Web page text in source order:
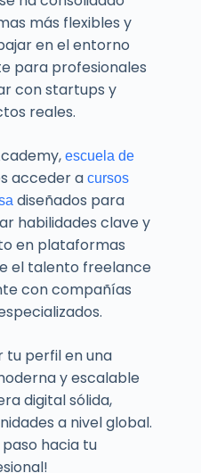
más flexibles y
en el entorno
para profesionales
con startups y
reales.
escuela de
acceder a cursos
diseñados para
habilidades clave y
en plataformas
el talento freelance
con compañías
perfil en una
y escalable
digital sólida,
a nivel global.
paso hacia tu